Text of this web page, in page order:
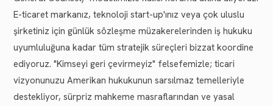
E-ticaret markanız, teknoloji start-up'ınız veya çok uluslu
şirketiniz için günlük sözleşme müzakerelerinden iş hukuku
uyumluluğuna kadar tüm stratejik süreçleri bizzat koordine
ediyoruz. "Kimseyi geri çevirmeyiz" felsefemizle; ticari
vizyonunuzu Amerikan hukukunun sarsılmaz temelleriyle
destekliyor, sürpriz mahkeme masraflarından ve yasal